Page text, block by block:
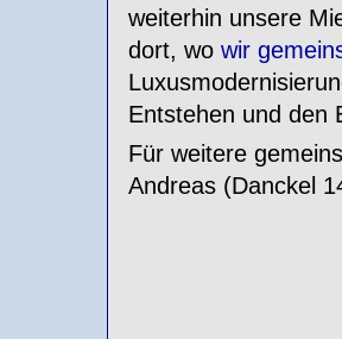
weiterhin unsere
dort, wo wir
Entstehen und den
Für weitere
Andreas (Danckel